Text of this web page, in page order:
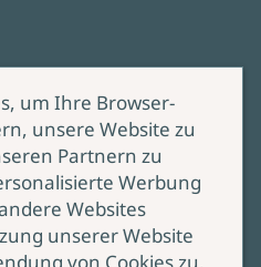
Produktsicherheit
Bei Fragen zur Produktsicherheit
um Ihre Browser-
unsere Website zu
Partnern zu
Werbung
Websites
unserer Website